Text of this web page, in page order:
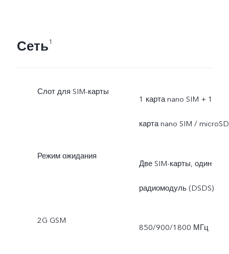
Сеть1
Слот для SIM-карты
1 карта nano SIM + 1
карта nano SIM / microSD
Режим ожидания
Две SIM-карты, один
радиомодуль (DSDS)
2G GSM
850/900/1800 МГц